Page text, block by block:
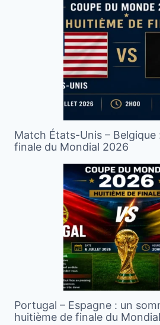
Match États-Unis – Belgique
finale du Mondial 2026
Portugal – Espagne : un
huitième de finale du